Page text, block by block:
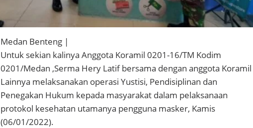
Medan Benteng |
Untuk sekian kalinya Anggota Koramil 0201-16/TM Kodim
0201/Medan ,Serma Hery Latif bersama dengan anggota Koramil
Lainnya melaksanakan operasi Yustisi, Pendisiplinan dan
Penegakan Hukum kepada masyarakat dalam pelaksanaan
protokol kesehatan utamanya pengguna masker, Kamis
(06/01/2022).